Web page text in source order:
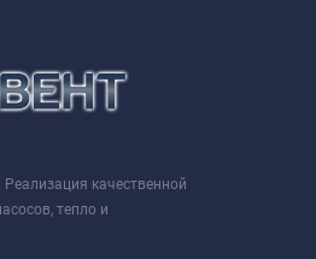
качественной
тепло и